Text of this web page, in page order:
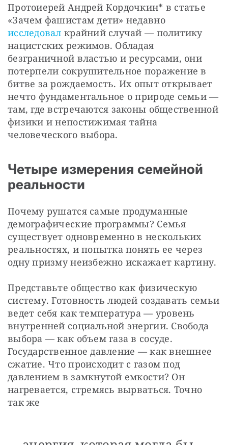
Протоиерей Андрей Кордочкин* в статье
«Зачем фашистам дети» недавно
исследовал крайний случай — политику
нацистских режимов. Обладая
безграничной властью и ресурсами, они
потерпели сокрушительное поражение в
битве за рождаемость. Их опыт открывает
нечто фундаментальное о природе семьи —
там, где встречаются законы общественной
физики и непостижимая тайна
человеческого выбора.
Четыре измерения семейной
реальности
Почему рушатся самые продуманные
демографические программы? Семья
существует одновременно в нескольких
реальностях, и попытка понять ее через
одну призму неизбежно искажает картину.
Представьте общество как физическую
систему. Готовность людей создавать семьи
ведет себя как температура — уровень
внутренней социальной энергии. Свобода
выбора — как объем газа в сосуде.
Государственное давление — как внешнее
сжатие. Что происходит с газом под
давлением в замкнутой емкости? Он
нагревается, стремясь вырваться. Точно
так же